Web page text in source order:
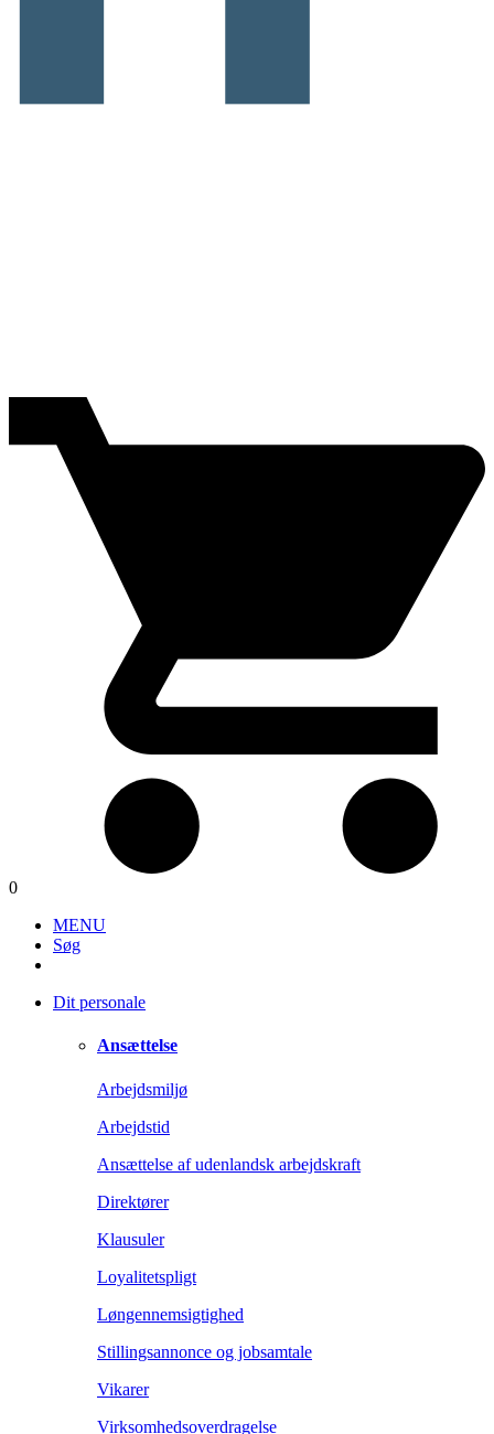
0
MENU
Søg
Dit personale
Ansættelse
Arbejdsmiljø
Arbejdstid
Ansættelse af udenlandsk arbejdskraft
Direktører
Klausuler
Loyalitetspligt
Løngennemsigtighed
Stillingsannonce og jobsamtale
Vikarer
Virksomhedsoverdragelse